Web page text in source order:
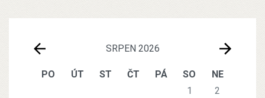
SRPEN 2026
PO ÚT ST ČT PÁ SO
NE
1
2